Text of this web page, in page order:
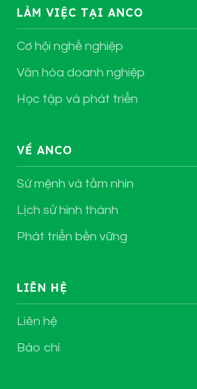
LÀM VIỆC TẠI ANCO
Cơ hội nghề nghiệp
Văn hóa doanh nghiệp
Học tập và phát triển
VỀ ANCO
Sứ mệnh và tầm nhìn
Lịch sử hình thành
Phát triển bền vững
LIÊN HỆ
Liên hệ
Báo chí